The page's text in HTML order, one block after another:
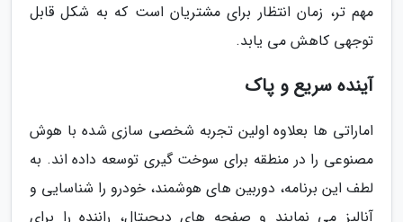
مهم تر، زمان انتظار برای مشتریان است که به شکل قابل
توجهی کاهش می یابد.
آینده سریع و پاک
اماراتی ها بعلاوه اولین تجربه شخصی سازی شده با هوش
مصنوعی را در منطقه برای سوخت گیری توسعه داده اند. به
لطف این برنامه، دوربین های هوشمند، خودرو را شناسایی و
آنالیز می نمایند و صفحه های دیجیتال، راننده را برای